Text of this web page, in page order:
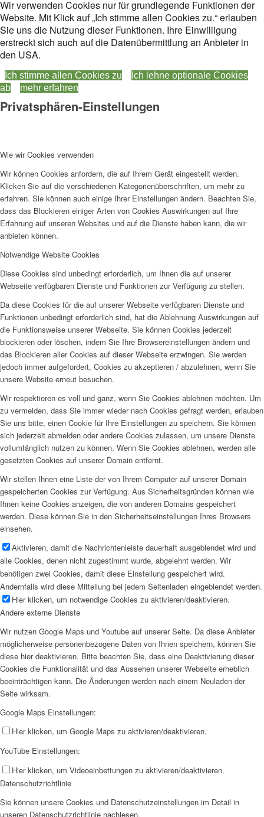
Wir verwenden Cookies nur für grundlegende Funktionen der
Website. Mit Klick auf „Ich stimme allen Cookies zu.“ erlauben
Sie uns die Nutzung dieser Funktionen. Ihre Einwilligung
erstreckt sich auch auf die Datenübermittlung an Anbieter in
den USA.
Ich stimme allen Cookies zu
Ich lehne optionale Cookies
ab
mehr erfahren
Privatsphären-Einstellungen
Wie wir Cookies verwenden
Wir können Cookies anfordern, die auf Ihrem Gerät eingestellt werden.
Klicken Sie auf die verschiedenen Kategorienüberschriften, um mehr zu
erfahren. Sie können auch einige Ihrer Einstellungen ändern. Beachten Sie,
dass das Blockieren einiger Arten von Cookies Auswirkungen auf Ihre
Erfahrung auf unseren Websites und auf die Dienste haben kann, die wir
anbieten können.
Notwendige Website Cookies
Diese Cookies sind unbedingt erforderlich, um Ihnen die auf unserer
Webseite verfügbaren Dienste und Funktionen zur Verfügung zu stellen.
Da diese Cookies für die auf unserer Webseite verfügbaren Dienste und
Funktionen unbedingt erforderlich sind, hat die Ablehnung Auswirkungen auf
die Funktionsweise unserer Webseite. Sie können Cookies jederzeit
blockieren oder löschen, indem Sie Ihre Browsereinstellungen ändern und
das Blockieren aller Cookies auf dieser Webseite erzwingen. Sie werden
jedoch immer aufgefordert, Cookies zu akzeptieren / abzulehnen, wenn Sie
unsere Website erneut besuchen.
Wir respektieren es voll und ganz, wenn Sie Cookies ablehnen möchten. Um
zu vermeiden, dass Sie immer wieder nach Cookies gefragt werden, erlauben
Sie uns bitte, einen Cookie für Ihre Einstellungen zu speichern. Sie können
sich jederzeit abmelden oder andere Cookies zulassen, um unsere Dienste
vollumfänglich nutzen zu können. Wenn Sie Cookies ablehnen, werden alle
gesetzten Cookies auf unserer Domain entfernt.
Wir stellen Ihnen eine Liste der von Ihrem Computer auf unserer Domain
gespeicherten Cookies zur Verfügung. Aus Sicherheitsgründen können wie
Ihnen keine Cookies anzeigen, die von anderen Domains gespeichert
werden. Diese können Sie in den Sicherheitseinstellungen Ihres Browsers
einsehen.
Aktivieren, damit die Nachrichtenleiste dauerhaft ausgeblendet wird und
alle Cookies, denen nicht zugestimmt wurde, abgelehnt werden. Wir
benötigen zwei Cookies, damit diese Einstellung gespeichert wird.
Andernfalls wird diese Mitteilung bei jedem Seitenladen eingeblendet werden.
Hier klicken, um notwendige Cookies zu aktivieren/deaktivieren.
Andere externe Dienste
Wir nutzen Google Maps und Youtube auf unserer Seite. Da diese Anbieter
möglicherweise personenbezogene Daten von Ihnen speichern, können Sie
diese hier deaktivieren. Bitte beachten Sie, dass eine Deaktivierung dieser
Cookies die Funktionalität und das Aussehen unserer Webseite erheblich
beeinträchtigen kann. Die Änderungen werden nach einem Neuladen der
Seite wirksam.
Google Maps Einstellungen:
Hier klicken, um Google Maps zu aktivieren/deaktivieren.
YouTube Einstellungen:
Hier klicken, um Videoeinbettungen zu aktivieren/deaktivieren.
Datenschutzrichtlinie
Sie können unsere Cookies und Datenschutzeinstellungen im Detail in
unseren Datenschutzrichtlinie nachlesen.